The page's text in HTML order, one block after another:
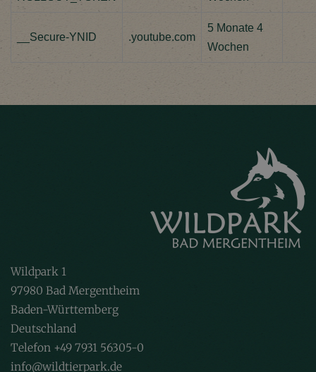
__Secure-YNID .youtube.com
5 Monate 4
Wochen
Wildpark 1
97980 Bad Mergentheim
Baden-Württemberg
Deutschland
Telefon +49 7931 56305-0
info@wildtierpark.de